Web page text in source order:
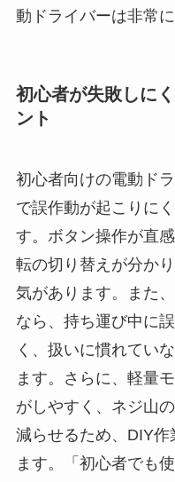
動ドライバーは非常
初心者が失敗しに
ント
初心者向けの電動ド
で誤作動が起こりに
す。ボタン操作が直
転の切り替えが分か
気があります。また
なら、持ち運び中に
く、扱いに慣れてい
ます。さらに、軽量
がしやすく、ネジ山
減らせるため、DIY
ます。「初心者でも